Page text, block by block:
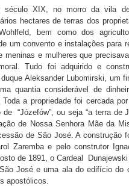
século XIX, no morro da vila
hectares de terras dos
bem como dos
um convento e instalações para
meninas e mulheres que
Tudo foi adquirido e
Aleksander Lubomirski, um
quantia considerável de
Toda a propriedade foi cercada
de “Józefów”, ou seja “a terra de
de Nossa Senhora Mãe da
de São José. A construção
Zaremba e pelo construtor
de 1891, o Cardeal
José e uma ala do edifício do
apostólicos.